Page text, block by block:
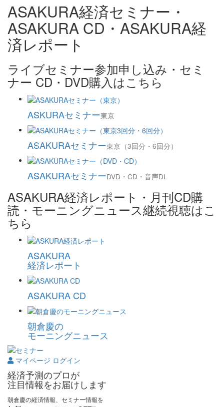
ASAKURA経済セミナー・
ASAKURA CD・ASAKURA経
済レポート
ライブセミナー参加申し込み・セミ
ナー CD・DVD購入はこちら
ASKURAセミナー東京
ASAKURAセミナー東京（3回分・6回分）
ASAKURAセミナーDVD・CD・音声DL
ASAKURA経済レポート・月刊CD購
読・モーニングニュース継続視聴はこ
ちら
ASAKURA
経済レポート
ASAKURA CD
朝倉慶の
モーニングニュース
マイページ ログイン
経済予測のプロが
注目情報をお届けします
朝倉慶の経済情報、セミナー情報を